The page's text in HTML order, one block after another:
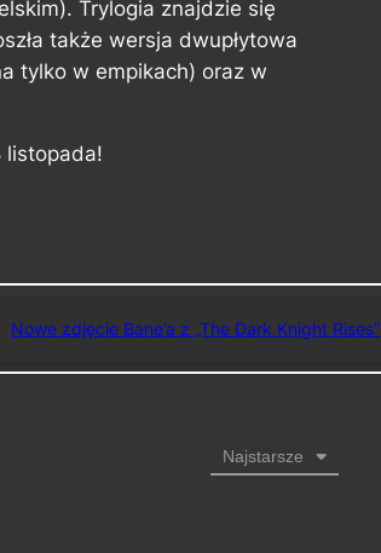
Trylogia znajdzie się
także wersja dwupłytowa
tylko w empikach) oraz w
listopada!
Nowe zdjęcie Bane’a z „The Dark Knight Rises”
Najstarsze